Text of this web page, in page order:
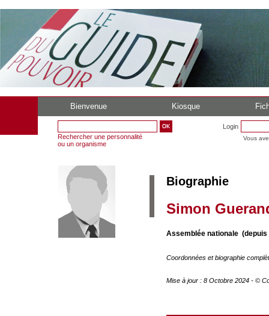
Bienvenue Kiosque
Rechercher une personnalité
ou un organisme
Login
Vous
Biographie
Simon
Assemblée nationale (depuis
Coordonnées et biographie
Mise à jour : 8 Octobre 2024 - ©